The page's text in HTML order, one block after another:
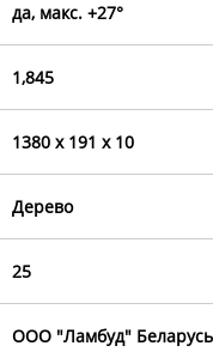
да, макс. +27°
1,845
1380 х 191 х 10
Дерево
25
OOO "Ламбуд"